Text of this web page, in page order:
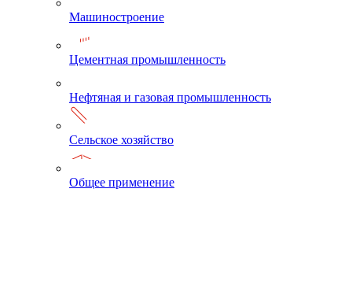
Машиностроение
Цементная промышленность
Нефтяная и газовая промышленность
Сельское хозяйство
Общее применение